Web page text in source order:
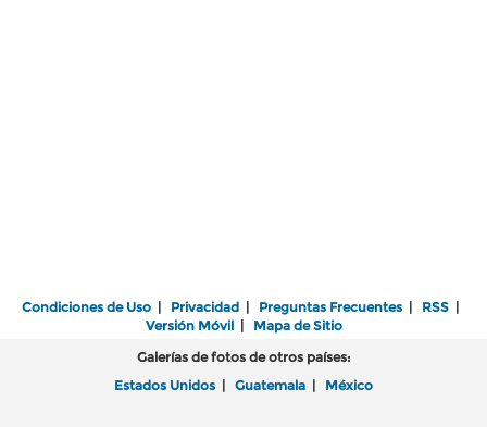
Condiciones de Uso | Privacidad | Preguntas Frecuentes | RSS |
Versión Móvil| Mapa de Sitio
Galerías de fotos de otros países:
Estados Unidos | Guatemala | México